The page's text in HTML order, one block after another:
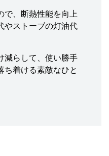
で、断熱性能を向上
やストーブの灯油代
減らして、使い勝手
ち着ける素敵なひと